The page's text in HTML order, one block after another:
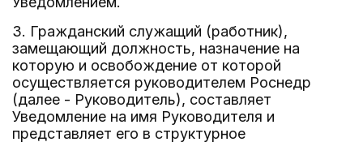
3. Гражданский служащий (работник),
замещающий должность, назначение на
которую и освобождение от которой
осуществляется руководителем Роснедр
(далее - Руководитель), составляет
Уведомление на имя Руководителя и
представляет его в структурное